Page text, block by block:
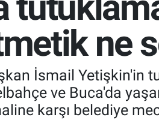
ne
İsmail Yetişkin'in
ve Buca'da
karşı belediye